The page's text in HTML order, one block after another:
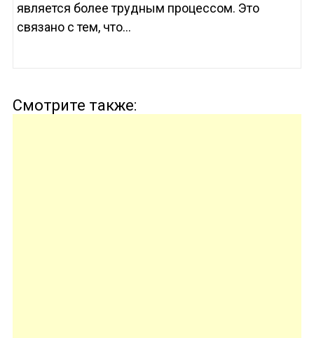
является более трудным процессом. Это
связано с тем, что...
Смотрите также: